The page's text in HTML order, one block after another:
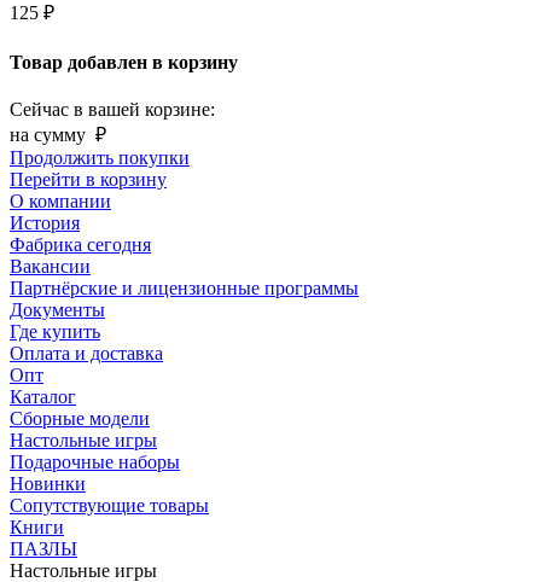
125 ₽
Товар добавлен в корзину
Сейчас в вашей корзине:
на сумму ₽
Продолжить покупки
Перейти в корзину
О компании
История
Фабрика сегодня
Вакансии
Партнёрские и лицензионные программы
Документы
Где купить
Оплата и доставка
Опт
Каталог
Сборные модели
Настольные игры
Подарочные наборы
Новинки
Сопутствующие товары
Книги
ПАЗЛЫ
Настольные игры